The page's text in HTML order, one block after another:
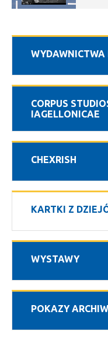
WYDAWNICTWA
CORPUS
IAGELLONICAE
CHEXRISH
KARTKI Z
WYSTAWY
POKAZY